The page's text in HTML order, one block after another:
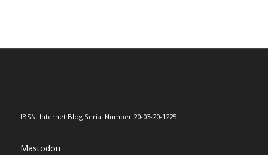
IBSN: Internet Blog Serial Number 20-03-20-1225
Mastodon